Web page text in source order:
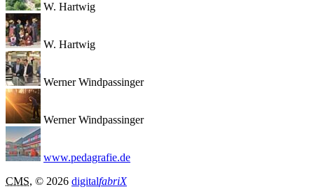
W. Hartwig
W. Hartwig
Werner Windpassinger
Werner Windpassinger
www.pedagrafie.de
CMS, © 2026 digitalfabriX